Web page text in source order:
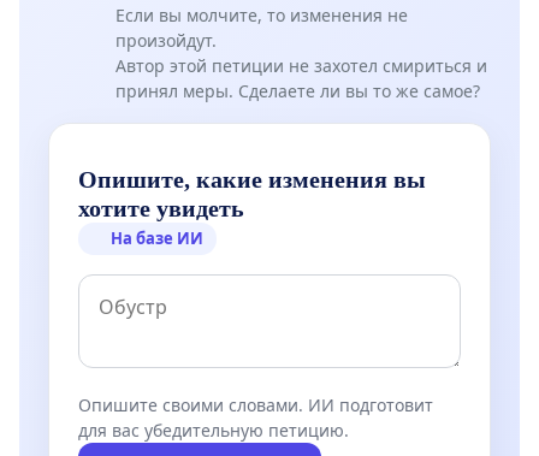
Если вы молчите, то изменения не
произойдут.
Автор этой петиции не захотел смириться и
принял меры. Сделаете ли вы то же самое?
Опишите, какие изменения вы
хотите увидеть
На базе ИИ
Опишите своими словами. ИИ подготовит
для вас убедительную петицию.